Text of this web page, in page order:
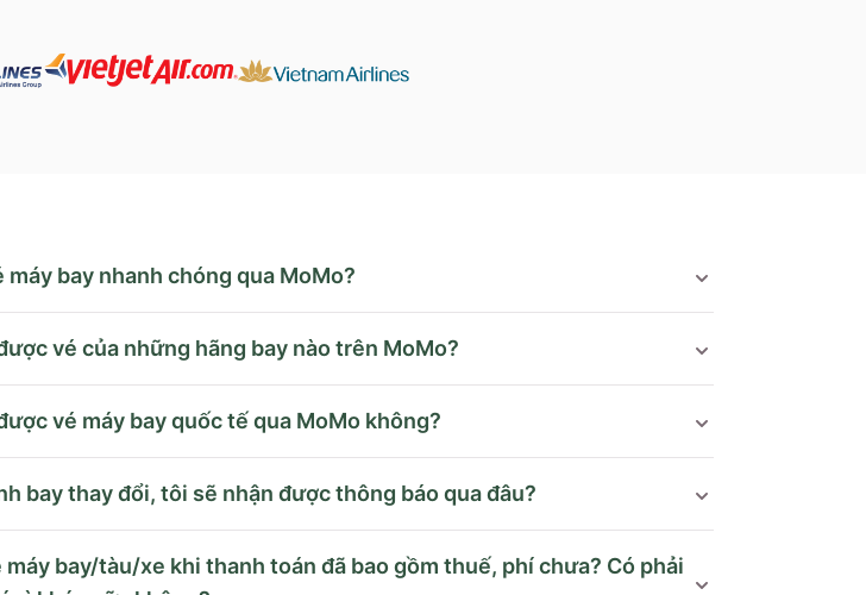
máy bay nhanh chóng qua MoMo?
vé của những hãng bay nào trên MoMo?
vé máy bay quốc tế qua MoMo không?
bay thay đổi, tôi sẽ nhận được thông báo qua đâu?
máy bay/tàu/xe khi thanh toán đã bao gồm thuế, phí chưa? Có phải